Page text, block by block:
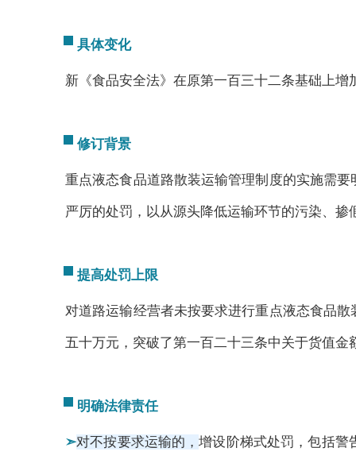
具体变化
新《食品安全法》在原第一百三十二条基础上
修订背景
重点液态食品道路散装运输管理制度的实施需
严厉的处罚，以从源头降低运输环节的污染、掺
提高处罚上限
对道路运输经营者未按要求进行重点液态食品
五十万元，突破了第一百二十三条中关于货值
明确法律责任
➣对不按要求运输的，增设阶梯式处罚，包括警